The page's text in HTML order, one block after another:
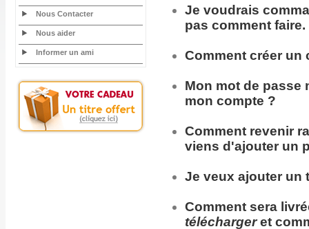
Nous Contacter
Nous aider
Informer un ami
Je voudrais
pas comment faire.
Comment créer un
Mon mot de passe
mon compte ?
Comment revenir
viens d'ajouter un
Je veux ajouter un
Comment sera
téléchargeret